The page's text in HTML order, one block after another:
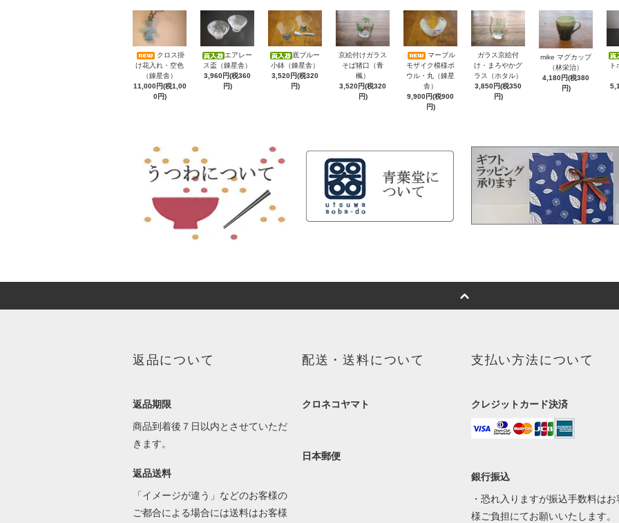
クロス掛
け花入れ・空色
（錬星舎）
11,000円(税1,00
0円)
エアレー
ス盃（錬星舎）
3,960円(税360
円)
底ブルー
小鉢（錬星舎）
3,520円(税320
円)
京絵付けガラス
そば猪口（青
楓）
3,520円(税320
円)
マーブル
モザイク模様ボ
ウル・丸（錬星
舎）
9,900円(税900
円)
ガラス京絵付
け・まろやかグ
ラス（ホタル）
3,850円(税350
円)
mike マグカップ
（林栄治）
4,180円(税380
円)
返品について
返品期限
商品到着後７日以内とさせていただ
きます。
返品送料
「イメージが違う」などのお客様の
ご都合による場合には送料はお客様
配送・送料について
クロネコヤマト
日本郵便
支払い方法について
クレジットカード決済
銀行振込
・恐れ入りますが振込手数料はお
様ご負担にてお願いいたします。